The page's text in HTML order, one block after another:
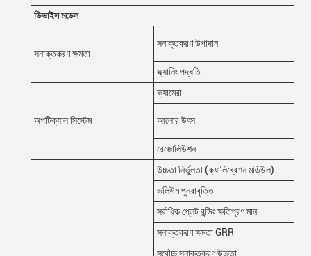
ডিভাইস মডেল
সনাক্তকরণ ক্ষমতা
সনাক্তকরণ উপাদান
স্ক্যানিং পদ্ধতি
অপটিক্যাল সিস্টেম
ক্যামেরা
আলোর উৎস
রেজোলিউশন
উচ্চতা নির্ভুলতা (ক্যালিব্রেশন মডিউল)
ভলিউম পুনরাবৃত্তি
সর্বাধিক প্লেট বন্ডিং ক্ষতিপূরণ মান
সনাক্তকরণ ক্ষমতা GRR
সর্বোচ্চ সনাক্তকরণ উচ্চতা